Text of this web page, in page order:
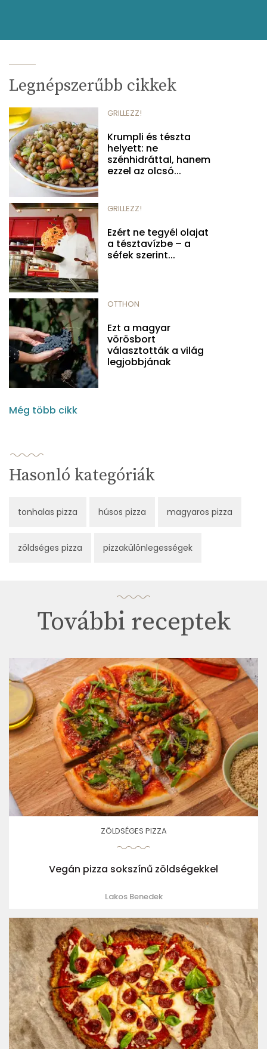
Legnépszerűbb cikkek
GRILLEZZ!
Krumpli és tészta
helyett: ne
szénhidráttal, hanem
ezzel az olcsó...
GRILLEZZ!
Ezért ne tegyél olajat
a tésztavízbe – a
séfek szerint...
OTTHON
Ezt a magyar
vörösbort
választották a világ
legjobbjának
Még több cikk
Hasonló kategóriák
tonhalas pizza húsos pizza magyaros pizza
zöldséges pizza pizzakülönlegességek
További receptek
ZÖLDSÉGES PIZZA
Vegán pizza sokszínű zöldségekkel
Lakos Benedek